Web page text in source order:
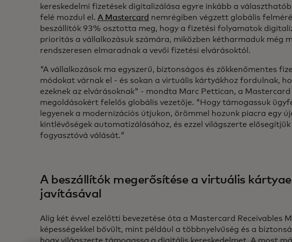
kereskedelmi fizetések digitalizálása egyre inkább a
felé mozdul el. A Mastercard nemrégiben végzett globális
beszállítók 93% osztotta meg, hogy a fizetési folyamatok
prioritás a vállalkozásuk számára, miközben kétharmaduk még
rendszeresen elmaradnak a vevői fizetési elvárásoktól.
"A vállalkozások ma egyszerű, biztonságos és zökkenőmentes
módokat várnak el - és sokan a virtuális kártyákhoz fordulnak,
ezeknek az elvárásoknak" - mondta Marc Pettican, a
megoldásokért felelős globális vezetője. "Hogy támogassuk
legyenek a modernizációs útjukon, örömmel hozunk piacra egy
kintlévőségek automatizálásához, és ezzel világszerte
fogyasztóvá válását."
A beszállítók megerősítése a virtuális
javításával
Alig két évvel ezelőtti bevezetése óta a Mastercard Receivables
képességekkel bővült, mint például a többnyelvűség és a